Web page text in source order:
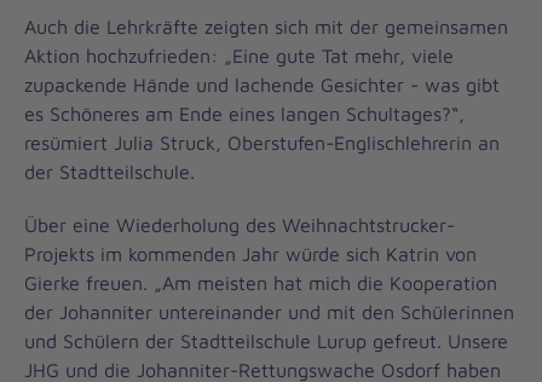
Auch die Lehrkräfte zeigten sich mit der gemeinsamen
Aktion hochzufrieden: „Eine gute Tat mehr, viele
zupackende Hände und lachende Gesichter - was gibt
es Schöneres am Ende eines langen Schultages?“,
resümiert Julia Struck, Oberstufen-Englischlehrerin an
der Stadtteilschule.
Über eine Wiederholung des Weihnachtstrucker-
Projekts im kommenden Jahr würde sich Katrin von
Gierke freuen. „Am meisten hat mich die Kooperation
der Johanniter untereinander und mit den Schülerinnen
und Schülern der Stadtteilschule Lurup gefreut. Unsere
JHG und die Johanniter-Rettungswache Osdorf haben